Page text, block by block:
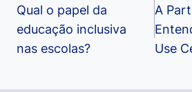
de
Post
Qual o papel da
educação inclusiva
nas escolas?
A
Use